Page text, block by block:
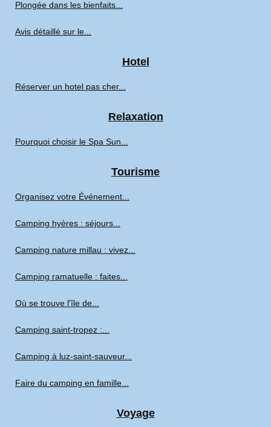
Plongée dans les bienfaits...
Avis détaillé sur le...
Hotel
Réserver un hotel pas cher...
Relaxation
Pourquoi choisir le Spa Sun...
Tourisme
Organisez votre Événement...
Camping hyères : séjours...
Camping nature millau : vivez...
Camping ramatuelle : faites...
Où se trouve l'île de...
Camping saint-tropez :...
Camping à luz-saint-sauveur...
Faire du camping en famille...
Voyage